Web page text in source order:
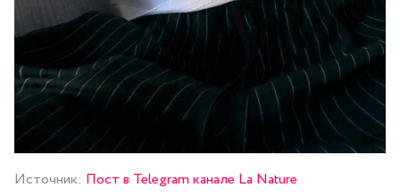
Источник: Пост в Telegram канале La Nature